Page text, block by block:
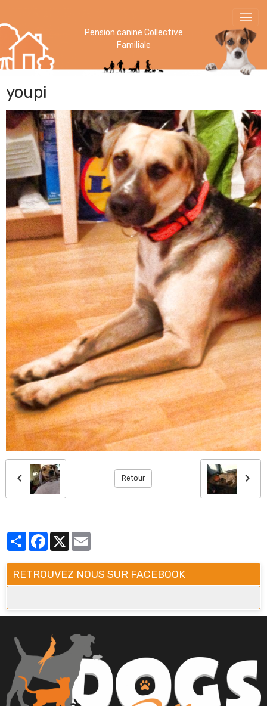
Pension canine Collective
Familiale
youpi
Retour
PartagerFacebook
X
RETROUVEZ NOUS SUR FACEBOOK